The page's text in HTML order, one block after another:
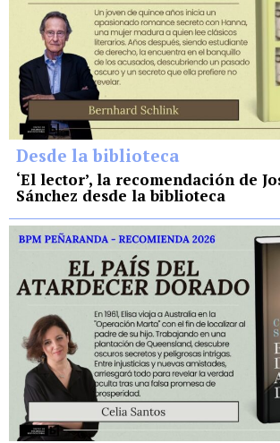
Desde la biblioteca
‘El lector’, la recomendación de
Sánchez desde la biblioteca